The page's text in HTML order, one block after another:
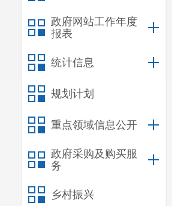
政府网站工作年度
报表
统计信息
规划计划
重点领域信息公开
政府采购及购买服
务
乡村振兴